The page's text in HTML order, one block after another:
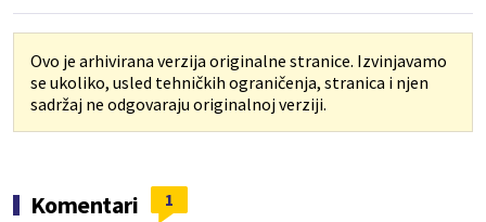
Ovo je arhivirana verzija originalne stranice. Izvinjavamo
se ukoliko, usled tehničkih ograničenja, stranica i njen
sadržaj ne odgovaraju originalnoj verziji.
Komentari 1